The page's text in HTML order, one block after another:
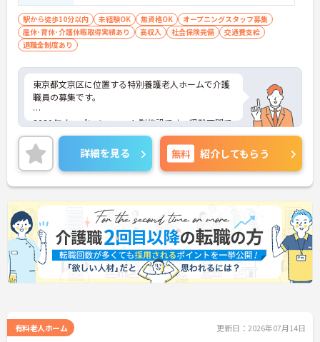
駅から徒歩10分以内 未経験OK 無資格OK
オープニングスタッフ募集
産休･育休･介護休暇取得実績あり
高収入 社会保険完備
交通費支給
退職金制度あり
東京都文京区に位置する特別養護老人ホームで介護
職員の募集です。
2020年オープンのユニット型施設です。経験不問で
チャレンジでき、業務ごとのスタッフ配置により介
護業務へ専念しやすい環境です。後楽園駅徒歩10分
の立地で通勤しやすく、残業も少なめのため仕事と
プライベートの両立を目指せます。
■ 介護に集中できる職場環境
介護業務へ専念しやすい職場です
・業務ごとのスタッフ配置あり
・ユニット型特別養護老人ホーム
・2020年オープンの施設
■ 通勤便利で働きやすい立地
詳細を見る 無料 紹介してもらう
有料老人ホーム 更新日：2026年07月14日